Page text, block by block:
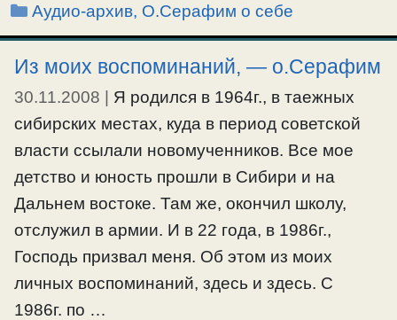
Рубрики
Аудио-архив, О.Серафим о себе
Из моих воспоминаний, — о.Серафим
30.11.2008
Я родился в 1964г., в таежных
сибирских местах, куда в период советской
власти ссылали новомученников. Все мое
детство и юность прошли в Сибири и на
Дальнем востоке. Там же, окончил школу,
отслужил в армии. И в 22 года, в 1986г.,
Господь призвал меня. Об этом из моих
личных воспоминаний, здесь и здесь. С
1986г. по …